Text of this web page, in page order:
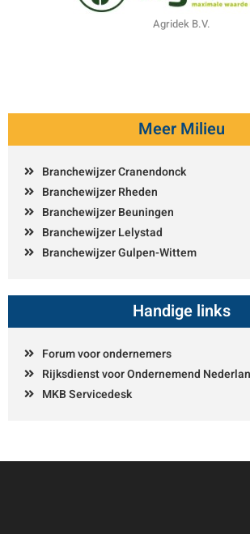
Agridek B.V.
Meer Milieu
Branchewijzer Cranendonck
Branchewijzer Rheden
Branchewijzer Beuningen
Branchewijzer Lelystad
Branchewijzer Gulpen-Wittem
Handige links
Forum voor ondernemers
Rijksdienst voor Ondernemend
MKB Servicedesk